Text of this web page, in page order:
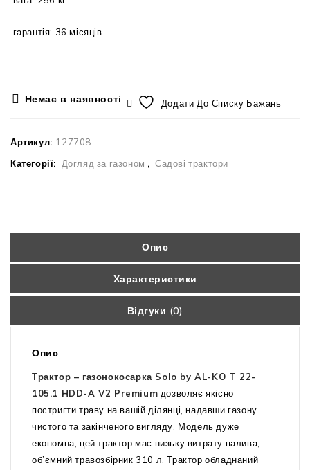
гарантія: 36 місяців
Немає в наявності Додати До Списку Бажань
Артикул: 127708
Категорії:
Догляд за газоном , Садові трактори
Опис
Характеристики
Відгуки (0)
Опис
Трактор – газонокосарка Solo by AL-KO T 22-
105.1 HDD-A V2 Premium дозволяє якісно
постригти траву на вашій ділянці, надавши газону
чистого та закінченого вигляду. Модель дуже
економна, цей трактор має низьку витрату палива,
об’ємний травозбірник 310 л. Трактор обладнаний